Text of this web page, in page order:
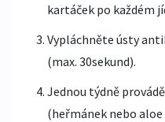
kartáček po každém
Vypláchněte ústy
(max. 30sekund).
Jednou týdně
(heřmánek nebo aloe